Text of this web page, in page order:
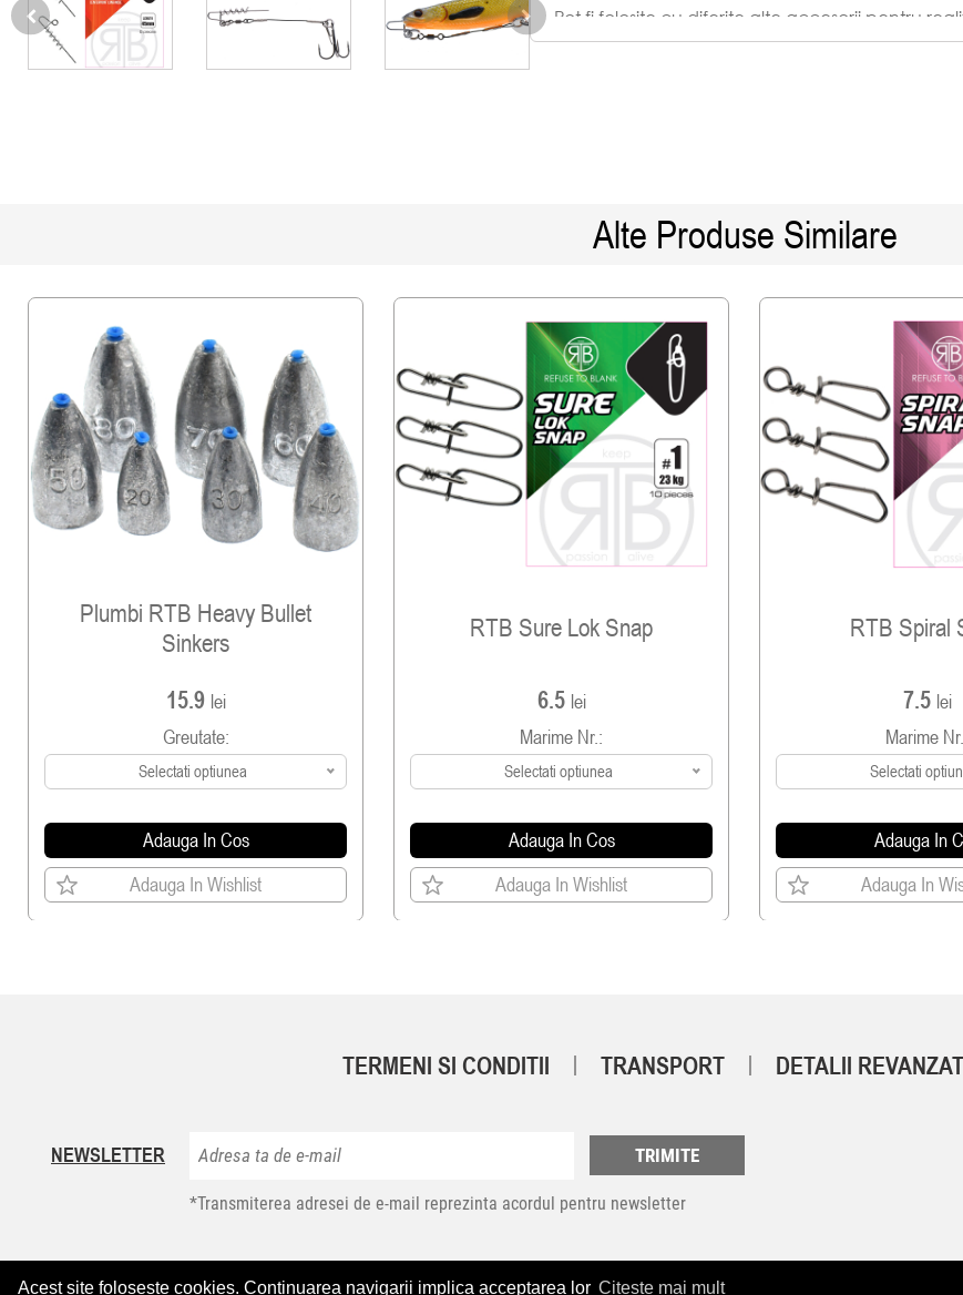
Acest site foloseste cookies. Continuarea navigarii implica acceptarea lor Citeste mai mult
Pot fi folosite cu diferite alte accesorii pentru
Alte Produse Similare
Plumbi RTB Heavy Bullet
Sinkers
15.9 lei
Greutate:
Selectati optiunea
Adauga In Cos
Adauga In Wishlist
RTB Sure Lok Snap
6.5 lei
Marime Nr.:
Selectati optiunea
Adauga In Cos
Adauga In Wishlist
RTB Spiral
7.5 lei
Marime
Selectati
Adauga In
Adauga In
TERMENI SI CONDITII TRANSPORT DETALII
NEWSLETTER TRIMITE
*Transmiterea adresei de e-mail reprezinta acordul pentru newsletter